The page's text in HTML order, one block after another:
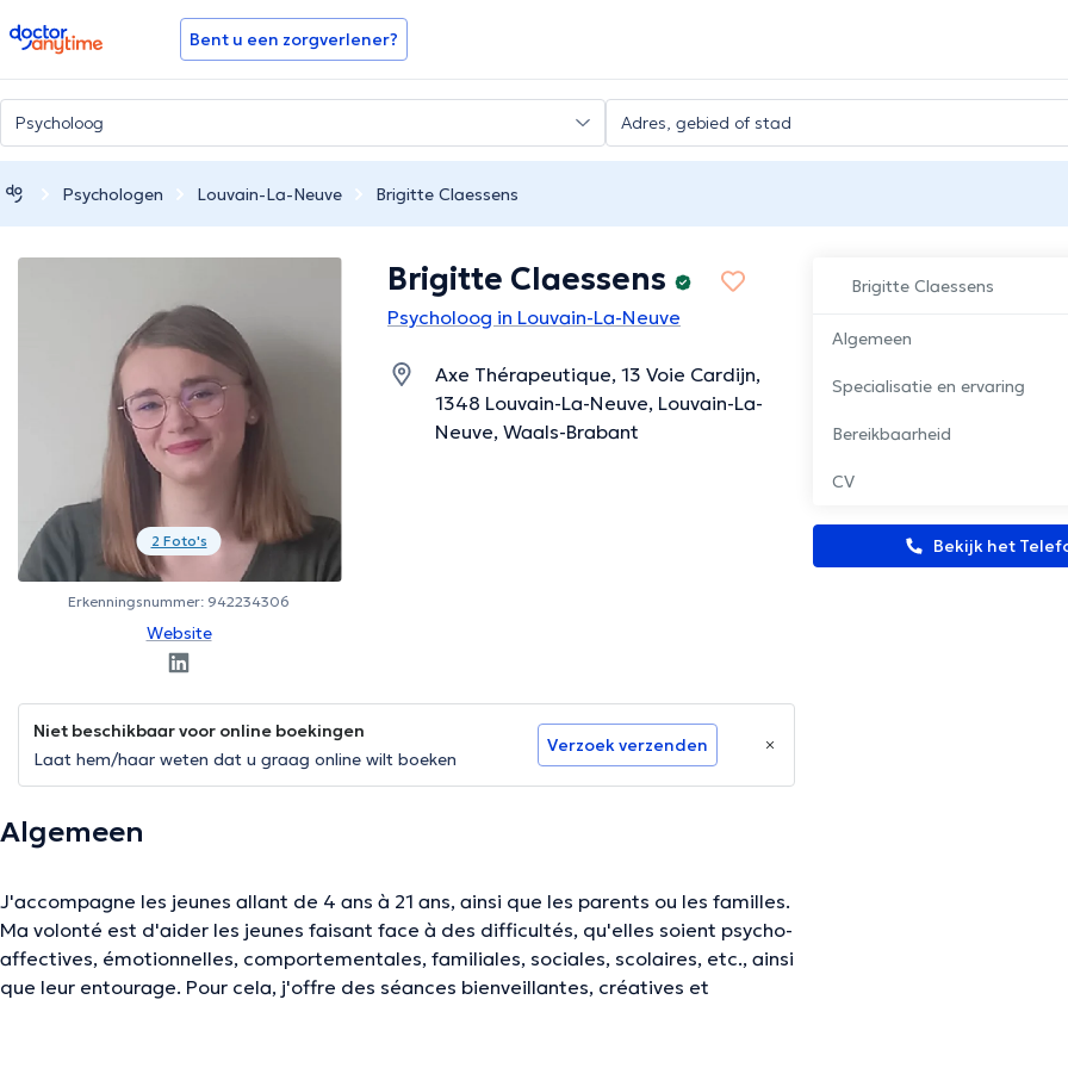
doctoranytime Bent u een zorgverlener?
Psychologen Louvain-La-Neuve Brigitte Claessens
Brigitte Claessens
Algemeen
Specialisatie en ervaring
Bereikbaarheid
CV
Bekijk het
2 Foto's
Erkenningsnummer: 942234306
Website
Brigitte Claessens
Psycholoog in Louvain-La-Neuve
Axe Thérapeutique, 13 Voie Cardijn,
1348 Louvain-La-Neuve, Louvain-La-
Neuve, Waals-Brabant
Niet beschikbaar voor online boekingen
Laat hem/haar weten dat u graag online wilt boeken
Verzoek verzenden
Algemeen
J'accompagne les jeunes allant de 4 ans à 21 ans, ainsi que les parents ou les familles.
Ma volonté est d'aider les jeunes faisant face à des difficultés, qu'elles soient psycho-
affectives, émotionnelles, comportementales, familiales, sociales, scolaires, etc., ainsi
que leur entourage. Pour cela, j'offre des séances bienveillantes, créatives et